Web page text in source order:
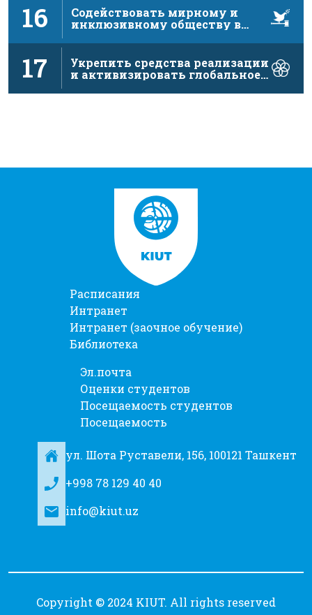
16
Содействовать мирному и
инклюзивному обществу в
17
Укрепить средства реализации
и активизировать глобальное
Расписания
Интранет
Интранет (заочное обучение)
Библиотека
Эл.почта
Оценки студентов
Посещаемость студентов
Посещаемость
ул. Шота Руставели, 156, 100121 Ташкент
+998 78 129 40 40
info@kiut.uz
Copyright © 2024 KIUT. All rights reserved